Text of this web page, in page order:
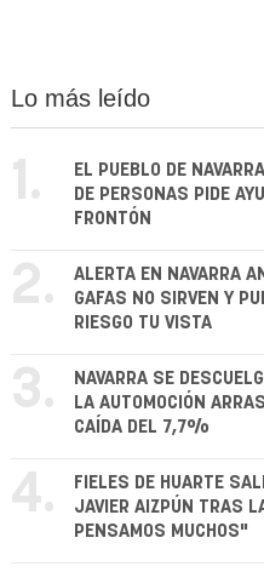
Lo más leído
1.
EL PUEBLO DE
DE PERSONAS PIDE
FRONTÓN
2.
ALERTA EN NAVARRA
GAFAS NO SIRVEN Y
RIESGO TU VISTA
3.
NAVARRA SE
LA AUTOMOCIÓN
CAÍDA DEL 7,7%
4.
FIELES DE HUARTE
JAVIER AIZPÚN TRAS
PENSAMOS MUCHOS"